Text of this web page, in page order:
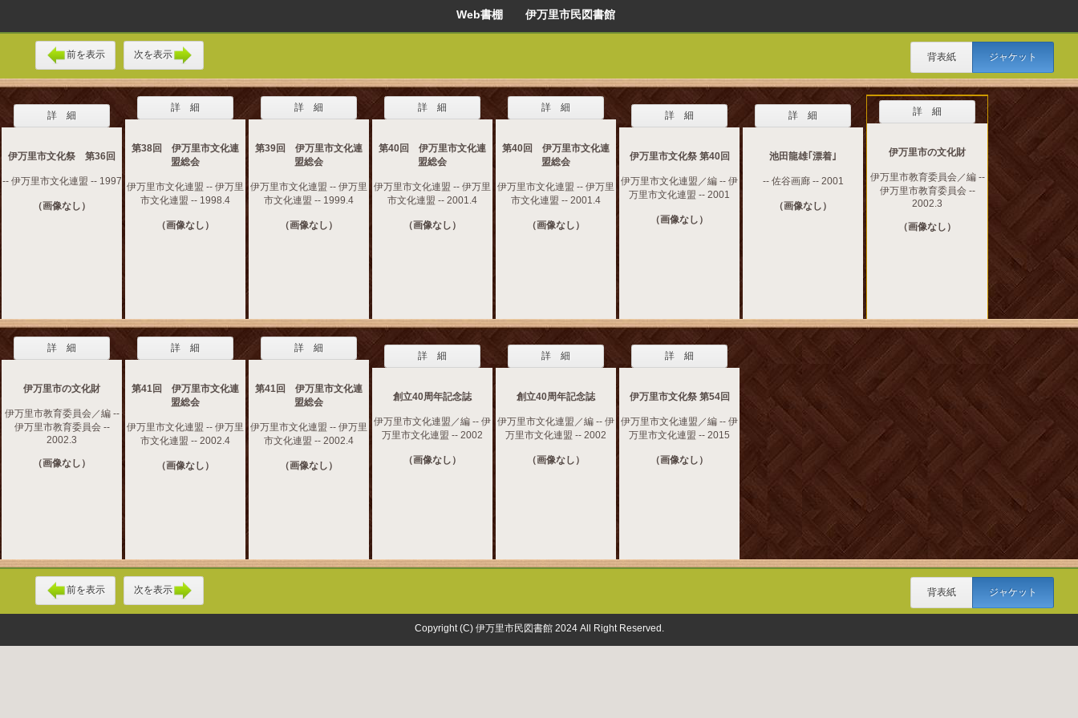
Web書棚 伊万里市民図書館
前を表示 次を表示 背表紙 ジャケット
詳 細
伊万里市文化祭 第36回
-- 伊万里市文化連盟 -- 1997
（画像なし）
詳 細
第38回 伊万里市文化連
盟総会
伊万里市文化連盟 -- 伊万里
市文化連盟 -- 1998.4
（画像なし）
詳 細
第39回 伊万里市文化連
盟総会
伊万里市文化連盟 -- 伊万里
市文化連盟 -- 1999.4
（画像なし）
詳 細
第40回 伊万里市文化連
盟総会
伊万里市文化連盟 -- 伊万里
市文化連盟 -- 2001.4
（画像なし）
詳 細
第40回 伊万里市文化連
盟総会
伊万里市文化連盟 -- 伊万里
市文化連盟 -- 2001.4
（画像なし）
詳 細
伊万里市文化祭 第40回
伊万里市文化連盟／編 -- 伊
万里市文化連盟 -- 2001
（画像なし）
詳 細
池田龍雄｢漂着｣
-- 佐谷画廊 -- 2001
（画像なし）
詳 細
伊万里市の文化財
伊万里市教育委員会／編 --
伊万里市教育委員会 --
2002.3
（画像なし）
詳 細
伊万里市の文化財
伊万里市教育委員会／編 --
伊万里市教育委員会 --
2002.3
（画像なし）
詳 細
第41回 伊万里市文化連
盟総会
伊万里市文化連盟 -- 伊万里
市文化連盟 -- 2002.4
（画像なし）
詳 細
第41回 伊万里市文化連
盟総会
伊万里市文化連盟 -- 伊万里
市文化連盟 -- 2002.4
（画像なし）
詳 細
創立40周年記念誌
伊万里市文化連盟／編 -- 伊
万里市文化連盟 -- 2002
（画像なし）
詳 細
創立40周年記念誌
伊万里市文化連盟／編 -- 伊
万里市文化連盟 -- 2002
（画像なし）
詳 細
伊万里市文化祭 第54回
伊万里市文化連盟／編 -- 伊
万里市文化連盟 -- 2015
（画像なし）
前を表示 次を表示 背表紙 ジャケット
Copyright (C) 伊万里市民図書館 2024 All Right Reserved.